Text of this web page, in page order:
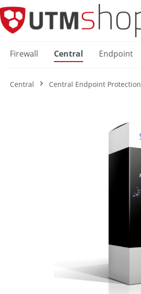
Zur Hauptnavigation springen
Firewall Central Endpoint
Central Central Endpoint Protection